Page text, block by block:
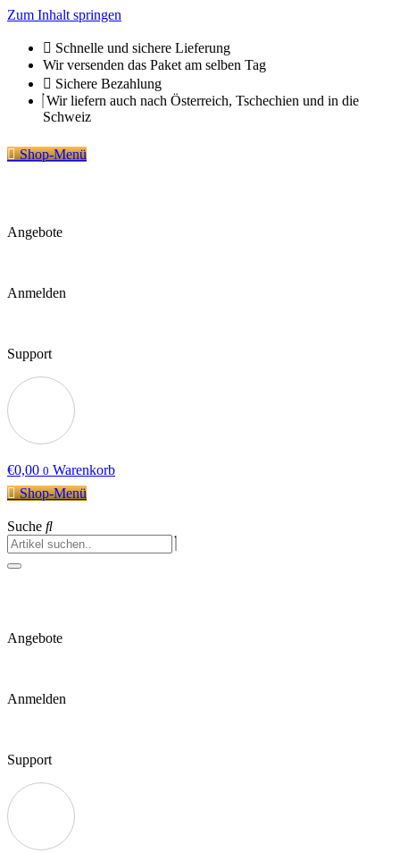
Zum Inhalt springen
Schnelle und sichere Lieferung
Wir versenden das Paket am selben Tag
Sichere Bezahlung
Wir liefern auch nach Österreich, Tschechien und in die
Schweiz
Shop-Menü
Angebote
Anmelden
Support
€0,00 0 Warenkorb
Shop-Menü
Suche
Angebote
Anmelden
Support